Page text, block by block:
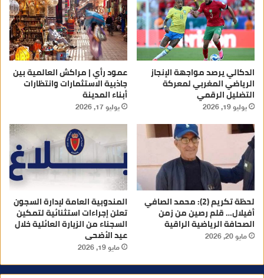
الدكالي يرصد مواجهة الإنجاز
الرياضي المغربي لمعركة
التضليل الرقمي
يوليو 19, 2026
عمود رأي | مراكش العالمية بين
جاذبية الاستثمارات وانتظارات
أبناء المدينة
يوليو 17, 2026
لحظة تكريم (2): محمد الصافي
أفيلال… قلم رصين من زمن
الصحافة الرياضية الراقية
مايو 20, 2026
المندوبية العامة لإدارة السجون
تعلن إجراءات استثنائية لتمكين
السجناء من الزيارة العائلية خلال
عيد الأضحى
مايو 19, 2026